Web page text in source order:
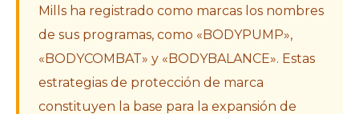
Mills ha registrado como marcas los nombres
de sus programas, como «BODYPUMP»,
«BODYCOMBAT» y «BODYBALANCE». Estas
estrategias de protección de marca
constituyen la base para la expansión de